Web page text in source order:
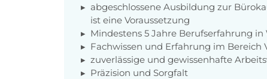
abgeschlossene Ausbildung zur
ist eine Voraussetzung
Mindestens 5 Jahre Berufserfahrung in
Fachwissen und Erfahrung im Bereich
zuverlässige und gewissenhafte
Präzision und Sorgfalt